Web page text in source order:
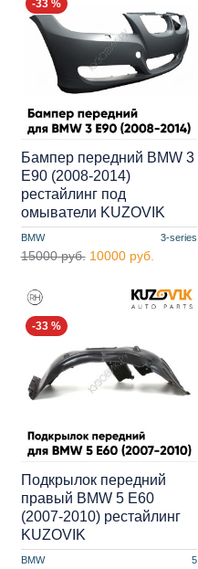
-33 %
BMW 3-series
Бампер передний BMW 3
E90 (2008-2014)
рестайлинг под
омыватели KUZOVIK
15000 руб. 10000 руб.
-33 %
BMW 5
Подкрылок передний
правый BMW 5 E60
(2007-2010) рестайлинг
KUZOVIK